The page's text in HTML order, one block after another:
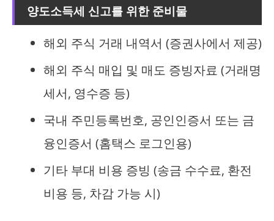
양도소득세 신고를 위한 준비물
해외 주식 거래 내역서 (증권사에서 제공)
해외 주식 매입 및 매도 증빙자료 (거래명
세서, 영수증 등)
국내 주민등록번호, 공인인증서 또는 금
융인증서 (홈택스 로그인용)
기타 부대 비용 증빙 (송금 수수료, 환전
비용 등, 차감 가능 시)